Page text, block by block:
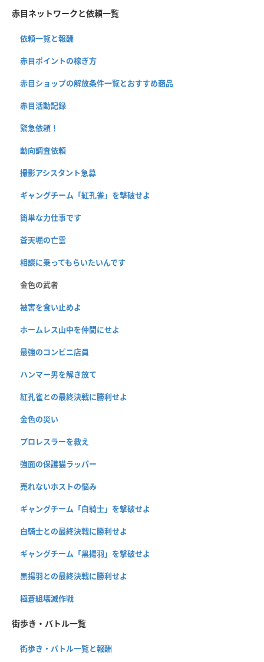
赤目ネットワークと依頼一覧
依頼一覧と報酬
赤目ポイントの稼ぎ方
赤目ショップの解放条件一覧とおすすめ商品
赤目活動記録
緊急依頼！
動向調査依頼
撮影アシスタント急募
ギャングチーム「紅孔雀」を撃破せよ
簡単な力仕事です
蒼天堀の亡霊
相談に乗ってもらいたいんです
金色の武者
被害を食い止めよ
ホームレス山中を仲間にせよ
最強のコンビニ店員
ハンマー男を解き放て
紅孔雀との最終決戦に勝利せよ
金色の災い
プロレスラーを救え
強面の保護猫ラッパー
売れないホストの悩み
ギャングチーム「白騎士」を撃破せよ
白騎士との最終決戦に勝利せよ
ギャングチーム「黒揚羽」を撃破せよ
黒揚羽との最終決戦に勝利せよ
極蒼組壊滅作戦
街歩き・バトル一覧
街歩き・バトル一覧と報酬